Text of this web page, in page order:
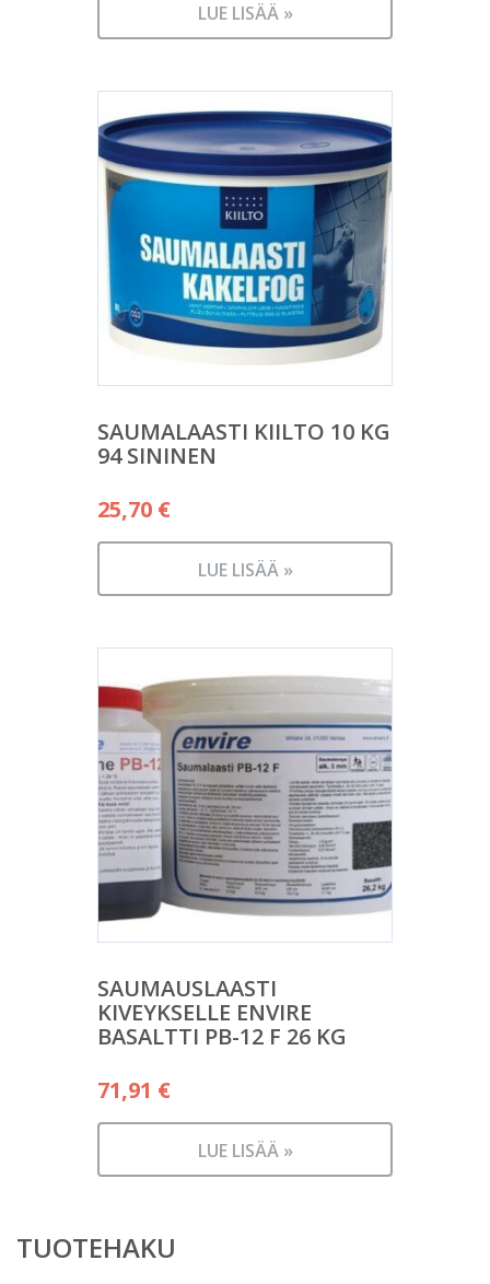
LUE LISÄÄ »
SAUMALAASTI KIILTO 10 KG
94 SININEN
25,70 €
LUE LISÄÄ »
SAUMAUSLAASTI
KIVEYKSELLE ENVIRE
BASALTTI PB-12 F 26 KG
71,91 €
LUE LISÄÄ »
TUOTEHAKU